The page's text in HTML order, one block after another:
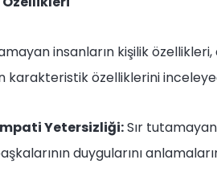
insanların kişilik
karakteristik özelliklerini
Yetersizliği:Sır
duygularını